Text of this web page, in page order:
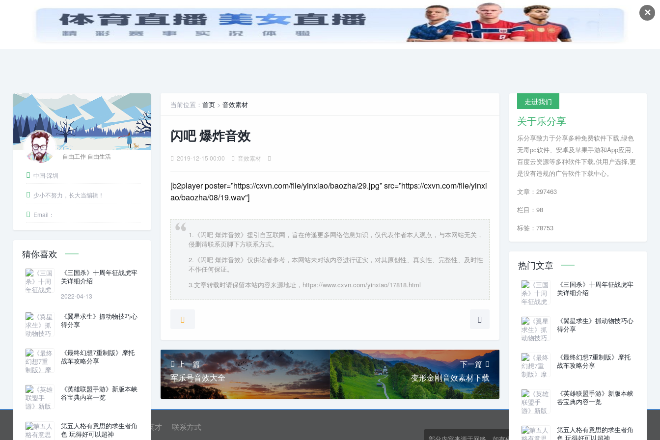
✕
首页 PPT模板 娱乐八卦 安卓游戏 游戏攻略 电脑游戏
当前位置： 首页> 音效素材
闪吧 爆炸音效
2019-12-15 00:00 音效素材
[b2player poster=”https://cxvn.com/file/yinxiao/baozha/29.jpg” src=”https://cxvn.com/file/yinxi
ao/baozha/08/19.wav”]
1.《闪吧 爆炸音效》援引自互联网，旨在传递更多网络信息知识，仅代表作者本人观点，与本网站无关，
侵删请联系页脚下方联系方式。
2.《闪吧 爆炸音效》仅供读者参考，本网站未对该内容进行证实，对其原创性、真实性、完整性、及时性
不作任何保证。
3.文章转载时请保留本站内容来源地址，https://www.cxvn.com/yinxiao/17818.html
上一篇
军乐号音效大全
下一篇
变形金刚音效素材下载
自由工作 自由生活
中国·深圳
少小不努力，长大当编辑！
Email：
猜你喜欢
《三国杀》十周年征战虎牢
关详细介绍
2022-04-13
《翼星求生》抓动物技巧心
得分享
《最终幻想7重制版》摩托
战车攻略分享
《英雄联盟手游》新版本峡
谷宝典内容一览
第五人格有意思的求生者角
色 玩得好可以超神
走进我们
关于乐分享
乐分享致力于分享多种免费软件下载,绿色
无毒pc软件、安卓及苹果手游和App应用、
百度云资源等多种软件下载,供用户选择,更
是没有违规的广告软件下载中心。
文章：297463
栏目：98
标签：78753
热门文章
《三国杀》十周年征战虎牢
关详细介绍
《翼星求生》抓动物技巧心
得分享
《最终幻想7重制版》摩托
战车攻略分享
《英雄联盟手游》新版本峡
谷宝典内容一览
第五人格有意思的求生者角
色 玩得好可以超神
网站首页 关于我们 诚聘英才 联系方式